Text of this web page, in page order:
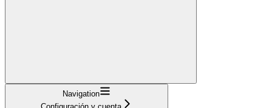
Navigation